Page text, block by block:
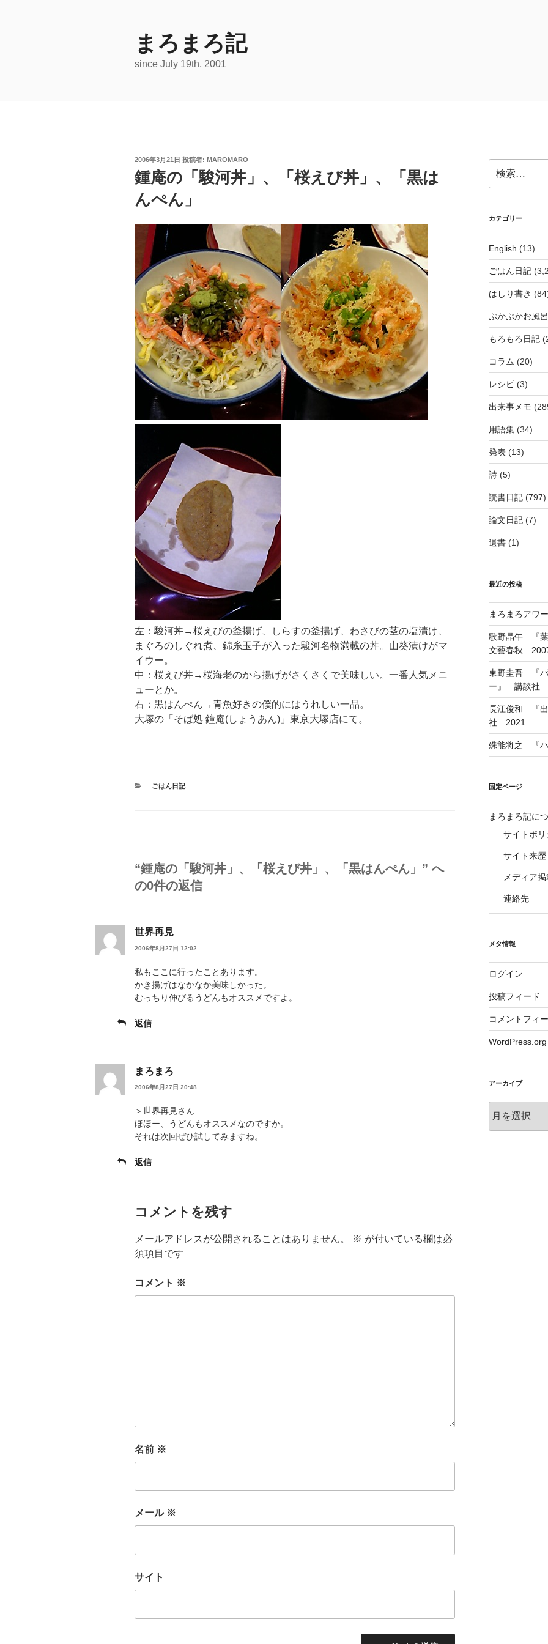
まろまろ記
since July 19th, 2001
投
稿
日:
2006年3月21日 投稿者: MAROMARO
鍾庵の「駿河丼」、「桜えび丼」、「黒は
んぺん」
左：駿河丼→桜えびの釜揚げ、しらすの釜揚げ、わさびの茎の塩漬け、
まぐろのしぐれ煮、錦糸玉子が入った駿河名物満載の丼。山葵漬けがマ
イウー。
中：桜えび丼→桜海老のから揚げがさくさくで美味しい。一番人気メニ
ューとか。
右：黒はんぺん→青魚好きの僕的にはうれしい一品。
大塚の「そば処 鐘庵(しょうあん)」東京大塚店にて。
カ
ごはん日記
“鍾庵の「駿河丼」、「桜えび丼」、「黒はんぺん」” へ
の0件の返信
世界再見
2006年8月27日 12:02
私もここに行ったことあります。
かき揚げはなかなか美味しかった。
むっちり伸びるうどんもオススメですよ。
返信
まろまろ
2006年8月27日 20:48
＞世界再見さん
ほほー、うどんもオススメなのですか。
それは次回ぜひ試してみますね。
返信
コメントを残す
メールアドレスが公開されることはありません。 ※ が付いている欄は必
須項目です
コメント ※
名前 ※
メール ※
サイト
索:
カテゴリー
English (13)
ごはん日記
はしり書き
ぷかぷかお風
もろもろ日記
コラム (20)
レシピ(3)
出来事メモ
用語集(34)
発表 (13)
詩(5)
読書日記(797)
論文日記(7)
遺書(1)
最近の投稿
まろまろアワ
歌野晶午 『
文藝春秋
東野圭吾 『パ
ー』 講談社
長江俊和 『
社 2021
殊能将之 『
固定ページ
まろまろ記に
サイトポリ
サイト来歴
メディア
連絡先
メタ情報
ログイン
投稿フィード
コメントフィ
WordPress.org
アーカイブ
ー